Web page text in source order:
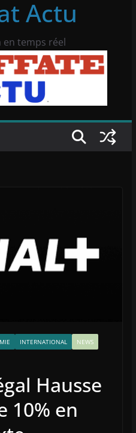
Actu
temps réel
INTERNATIONAL
NEWS
Hausse
10% en